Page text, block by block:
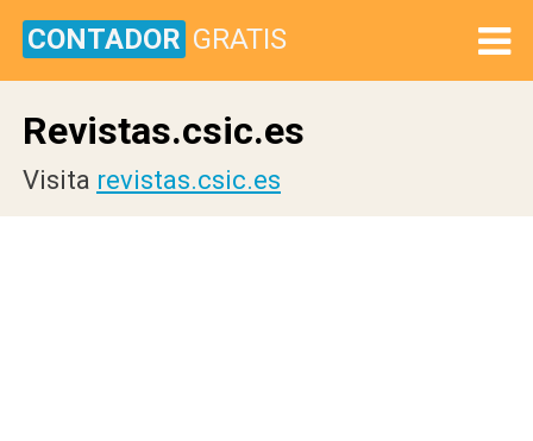
CONTADOR GRATIS
Revistas.csic.es
Visita revistas.csic.es